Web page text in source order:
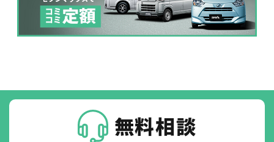
※たすカッターをご利用頂く場合、免責金額が１回あたり5,000円
掛かります。
無料相談